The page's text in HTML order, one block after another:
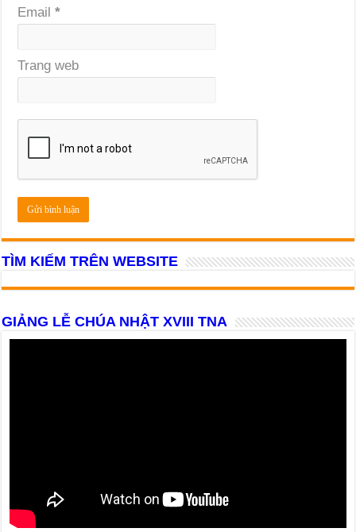
Email*
Trang web
TÌM KIẾM TRÊN WEBSITE
GIẢNG LỄ CHÚA NHẬT XVIII TNA